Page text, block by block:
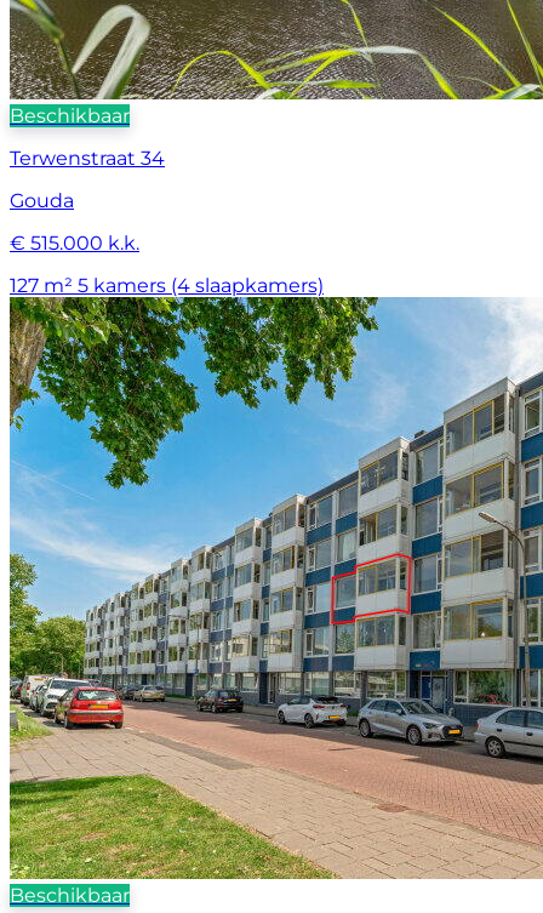
Beschikbaar
Terwenstraat 34
Gouda
€ 515.000 k.k.
127 m² 5 kamers (4 slaapkamers)
Beschikbaar